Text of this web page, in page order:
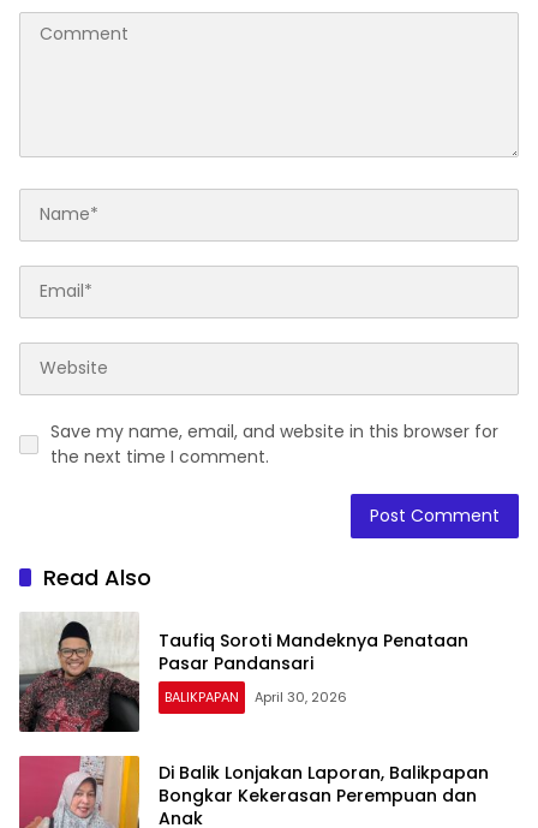
Save my name, email, and website in this browser for
the next time I comment.
Read Also
Taufiq Soroti Mandeknya Penataan
Pasar Pandansari
BALIKPAPAN April 30, 2026
Di Balik Lonjakan Laporan, Balikpapan
Bongkar Kekerasan Perempuan dan
Anak